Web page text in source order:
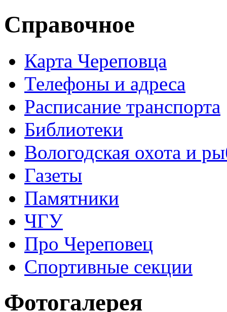
Справочное
Карта Череповца
Телефоны и адреса
Расписание транспорта
Библиотеки
Вологодская охота и
Газеты
Памятники
ЧГУ
Про Череповец
Спортивные секции
Фотогалерея